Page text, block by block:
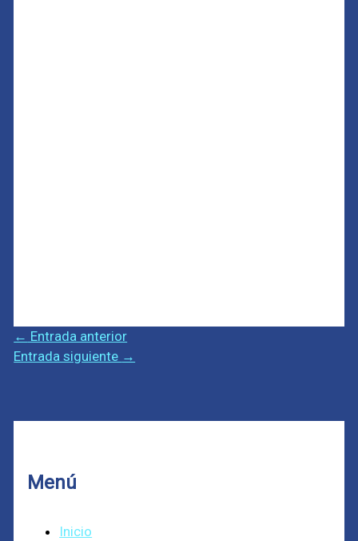
← Entrada anterior
Entrada siguiente →
Menú
Inicio